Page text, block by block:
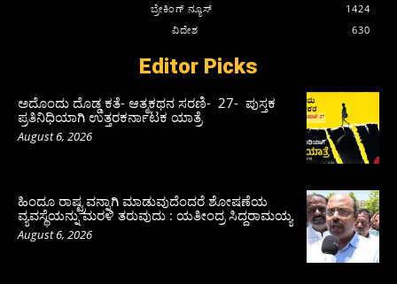
ಬ್ರೇಕಿಂಗ್ ನ್ಯೂಸ್
1424
ವಿದೇಶ
630
Editor Picks
ಅದೊಂದು ದೊಡ್ಡ ಕತೆ- ಆತ್ಮಕಥನ ಸರಣಿ- 27- ಪುಸ್ತಕ
ಪ್ರತಿನಿಧಿಯಾಗಿ ಉತ್ತರಕರ್ನಾಟಕ ಯಾತ್ರೆ
August 6, 2026
ಹಿಂದೂ ರಾಷ್ಟ್ರವನ್ನಾಗಿ ಮಾಡುವುದೆಂದರೆ ಶೋಷಣೆಯ
ವ್ಯವಸ್ಥೆಯನ್ನು ಮರಳಿ ತರುವುದು : ಯತೀಂದ್ರ ಸಿದ್ದರಾಮಯ್ಯ
August 6, 2026